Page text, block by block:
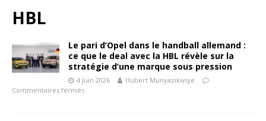
HBL
Le pari d’Opel dans le handball allemand :
ce que le deal avec la HBL révèle sur la
stratégie d’une marque sous pression
4 juin 2026
Hubert Munyazikwiye
Commentaires fermés